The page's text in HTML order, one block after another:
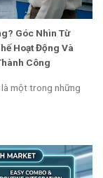
Góc Nhìn Từ
Hoạt Động Và
Công
một trong những